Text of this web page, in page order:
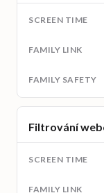
Filtrování